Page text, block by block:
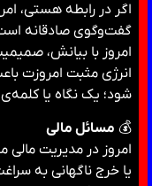
اگر در رابطه هستی،
گفت‌وگوی صادقانه
امروز با بیانش،
انرژی مثبت امروزت
شود؛ یک نگاه یا کلمه‌ی
💰 مسائل مالی
امروز در مدیریت
یا خرج ناگهانی به